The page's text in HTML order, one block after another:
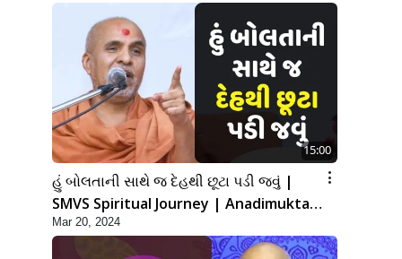
15:00
હું બોલતાની સાથે જ દેહથી છૂટા પડી જવું |
SMVS Spiritual Journey | Anadimukta
Gyan
Mar 20, 2024